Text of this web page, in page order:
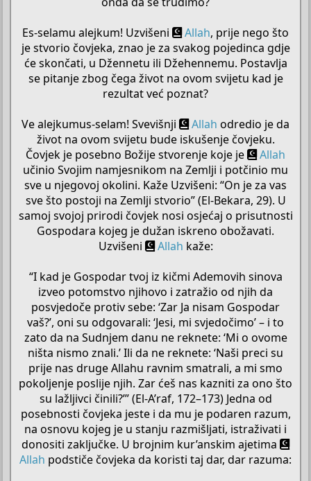
Es-selamu alejkum! Uzvišeni
Allah, prije nego što
je stvorio čovjeka, znao je za svakog pojedinca gdje
će skončati, u Džennetu ili Džehennemu. Postavlja
se pitanje zbog čega život na ovom svijetu kad je
rezultat već poznat?
Ve alejkumus-selam! Svevišnji
Allah odredio je da
život na ovom svijetu bude iskušenje čovjeku.
Čovjek je posebno Božije stvorenje koje je
Allah
učinio Svojim namjesnikom na Zemlji i potčinio mu
sve u njegovoj okolini. Kaže Uzvišeni: “On je za vas
sve što postoji na Zemlji stvorio” (El-Bekara, 29). U
samoj svojoj prirodi čovjek nosi osjećaj o prisutnosti
Gospodara kojeg je dužan iskreno obožavati.
Uzvišeni
Allah kaže:
“I kad je Gospodar tvoj iz kičmi Ademovih sinova
izveo potomstvo njihovo i zatražio od njih da
posvjedoče protiv sebe: ‘Zar Ja nisam Gospodar
vaš?’, oni su odgovarali: ‘Jesi, mi svjedočimo’ – i to
zato da na Sudnjem danu ne reknete: ‘Mi o ovome
ništa nismo znali.’ Ili da ne reknete: ‘Naši preci su
prije nas druge Allahu ravnim smatrali, a mi smo
pokoljenje poslije njih. Zar ćeš nas kazniti za ono što
su lažljivci činili?’” (El-A’raf, 172–173) Jedna od
posebnosti čovjeka jeste i da mu je podaren razum,
na osnovu kojeg je u stanju razmišljati, istraživati i
donositi zaključke. U brojnim kur’anskim ajetima
Allah podstiče čovjeka da koristi taj dar, dar razuma: